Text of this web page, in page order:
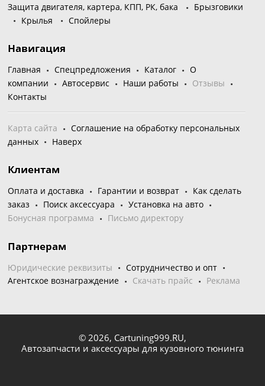
Защита двигателя, картера, КПП, РК, бака
Брызговики
Крылья
Спойлеры
Навигация
Главная Спецпредложения Каталог
О
компании
Автосервис Наши работы
Отзывы
Контакты
Карта сайта
Соглашение на обработку персональных
данных
Наверх
Клиентам
Оплата и доставка Гарантии и возврат
Как сделать
заказ
Поиск аксессуара
Установка на авто
Бонусная программа
Письмо директору
Партнерам
Юридические реквизиты
Сотрудничество и опт
Агентское вознаграждение
Скачать прайс Реклама
© 2026, Cartuning999.RU,
Автозапчасти и аксессуары для кузовного тюнинга